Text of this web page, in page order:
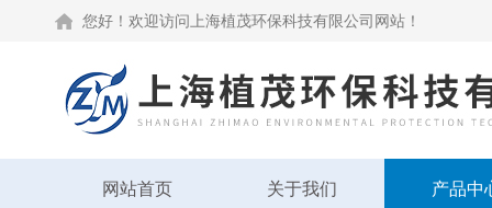
您好！欢迎访问上海植茂环保科技有限公司网站！
网站首页 关于我们 产品中